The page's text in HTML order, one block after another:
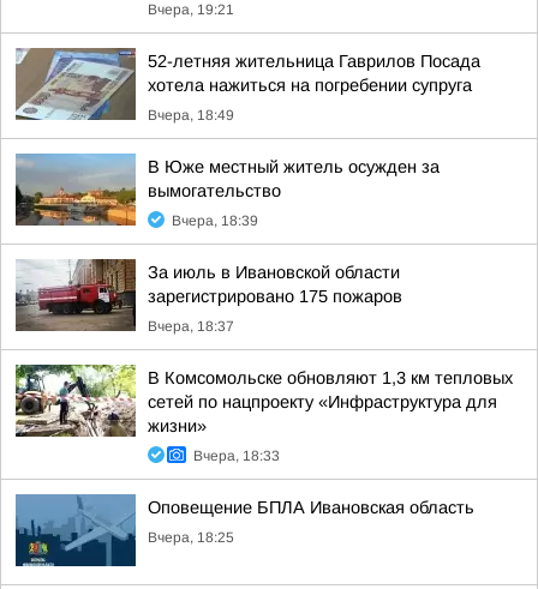
Вчера, 19:21
52-летняя жительница Гаврилов Посада
хотела нажиться на погребении супруга
Вчера, 18:49
В Юже местный житель осужден за
вымогательство
Вчера, 18:39
За июль в Ивановской области
зарегистрировано 175 пожаров
Вчера, 18:37
В Комсомольске обновляют 1,3 км тепловых
сетей по нацпроекту «Инфраструктура для
жизни»
Вчера, 18:33
Оповещение БПЛА Ивановская область
Вчера, 18:25